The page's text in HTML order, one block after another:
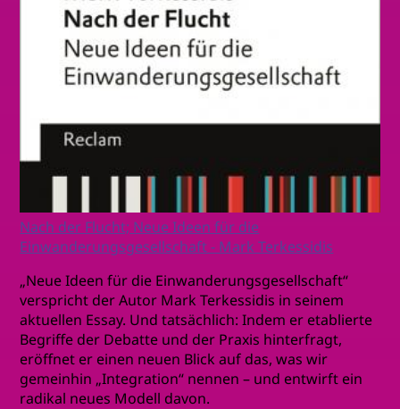
Nach der Flucht; Neue Ideen für die
Einwanderungsgesellschaft - Mark Terkessidis
„Neue Ideen für die Einwanderungsgesellschaft“
verspricht der Autor Mark Terkessidis in seinem
aktuellen Essay. Und tatsächlich: Indem er etablierte
Begriffe der Debatte und der Praxis hinterfragt,
eröffnet er einen neuen Blick auf das, was wir
gemeinhin „Integration“ nennen – und entwirft ein
radikal neues Modell davon.